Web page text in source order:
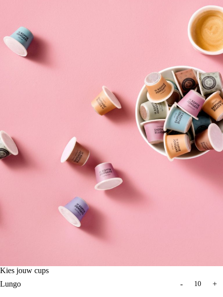
Kies jouw cups
Lungo
- +